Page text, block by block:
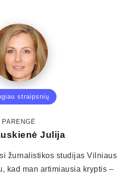
straipsnių
PARENGĖ
Julija
žurnalistikos studijas Vilniaus
kad man artimiausia kryptis –